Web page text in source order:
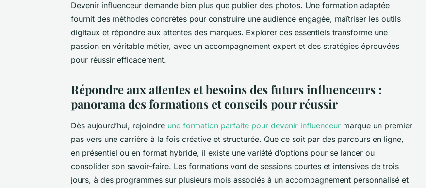
Devenir influenceur demande bien plus que publier des photos. Une formation adaptée
fournit des méthodes concrètes pour construire une audience engagée, maîtriser les outils
digitaux et répondre aux attentes des marques. Explorer ces essentiels transforme une
passion en véritable métier, avec un accompagnement expert et des stratégies éprouvées
pour réussir efficacement.
Répondre aux attentes et besoins des futurs influenceurs :
panorama des formations et conseils pour réussir
Dès aujourd’hui, rejoindre une formation parfaite pour devenir influenceur marque un premier
pas vers une carrière à la fois créative et structurée. Que ce soit par des parcours en ligne,
en présentiel ou en format hybride, il existe une variété d’options pour se lancer ou
consolider son savoir-faire. Les formations vont de sessions courtes et intensives de trois
jours, à des programmes sur plusieurs mois associés à un accompagnement personnalisé et